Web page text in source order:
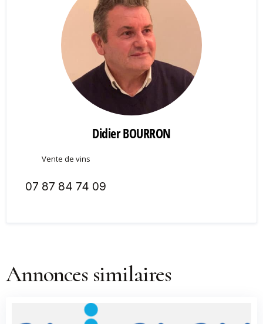
Didier BOURRON
Vente de vins
07 87 84 74 09
Annonces similaires